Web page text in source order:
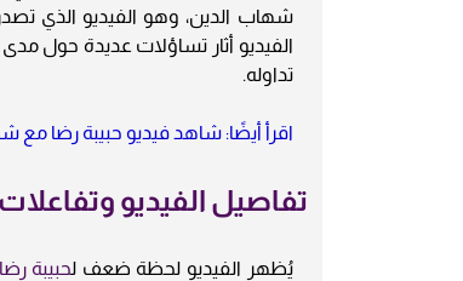
شهاب الدين، وهو الفيديو الذي
الفيديو أثار تساؤلات عديدة حول
تداوله.
اقرأ أيضًا: شاهد فيديو حبيبة رضا مع شهاب الدين 9
تفاصيل الفيديو
يُظهر الفيديو لحظة ضعف لحبيبة